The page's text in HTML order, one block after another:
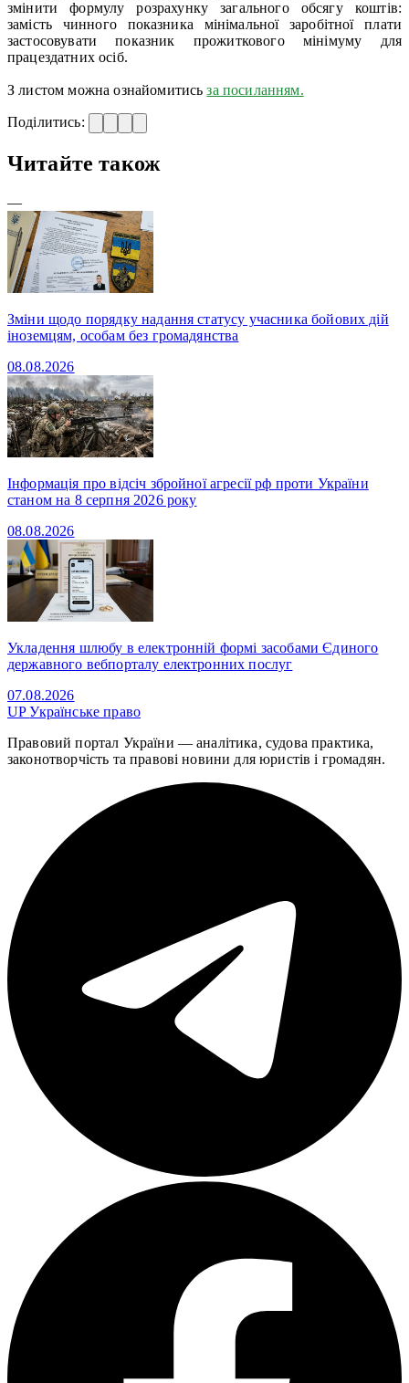
змінити формулу розрахунку загального обсягу коштів:
замість чинного показника мінімальної заробітної плати
застосовувати показник прожиткового мінімуму для
працездатних осіб.
З листом можна ознайомитисьза посиланням.
Поділитись:
Читайте також
—
Зміни щодо порядку надання статусу учасника бойових дій
іноземцям, особам без громадянства
08.08.2026
Інформація про відсіч збройної агресії рф проти України
станом на 8 серпня 2026 року
08.08.2026
Укладення шлюбу в електронній формі засобами Єдиного
державного вебпорталу електронних послуг
07.08.2026
UPУкраїнське право
Правовий портал України — аналітика, судова практика,
законотворчість та правові новини для юристів і громадян.